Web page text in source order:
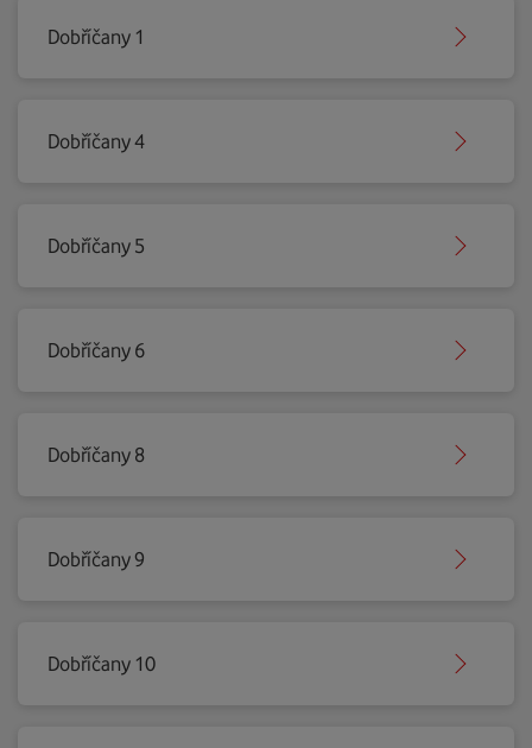
Dobříčany 1
Dobříčany 4
Dobříčany 5
Dobříčany 6
Dobříčany 8
Dobříčany 9
Dobříčany 10